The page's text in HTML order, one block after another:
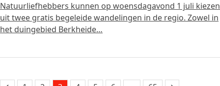
Natuurliefhebbers kunnen op woensdagavond 1 juli kiezen
uit twee gratis begeleide wandelingen in de regio. Zowel in
het duingebied Berkheide…